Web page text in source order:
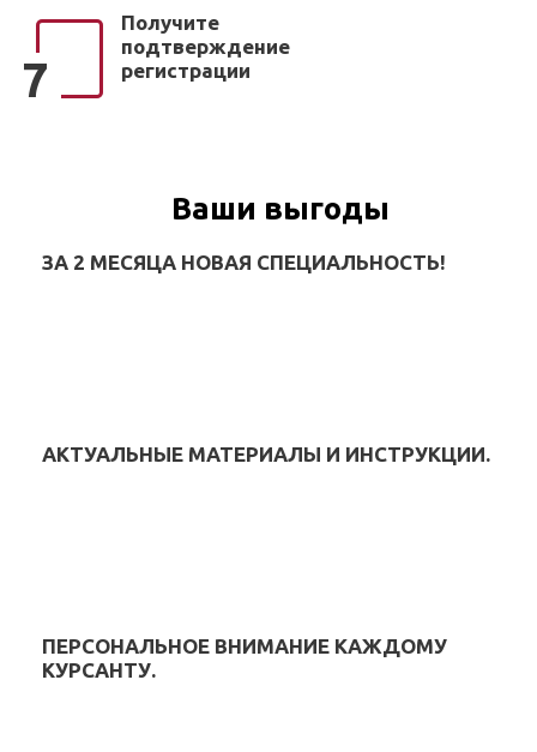
7
Получите
подтверждение
регистрации
Ваши выгоды
ЗА 2 МЕСЯЦА НОВАЯ СПЕЦИАЛЬНОСТЬ!
АКТУАЛЬНЫЕ МАТЕРИАЛЫ И ИНСТРУКЦИИ.
ПЕРСОНАЛЬНОЕ ВНИМАНИЕ КАЖДОМУ
КУРСАНТУ.